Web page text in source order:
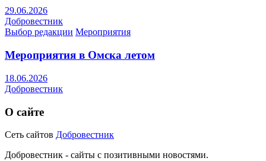
29.06.2026
Добровестник
Выбор редакции Мероприятия
Мероприятия в Омска летом
18.06.2026
Добровестник
О сайте
Сеть сайтов Добровестник
Добровестник - сайты с позитивными новостями.